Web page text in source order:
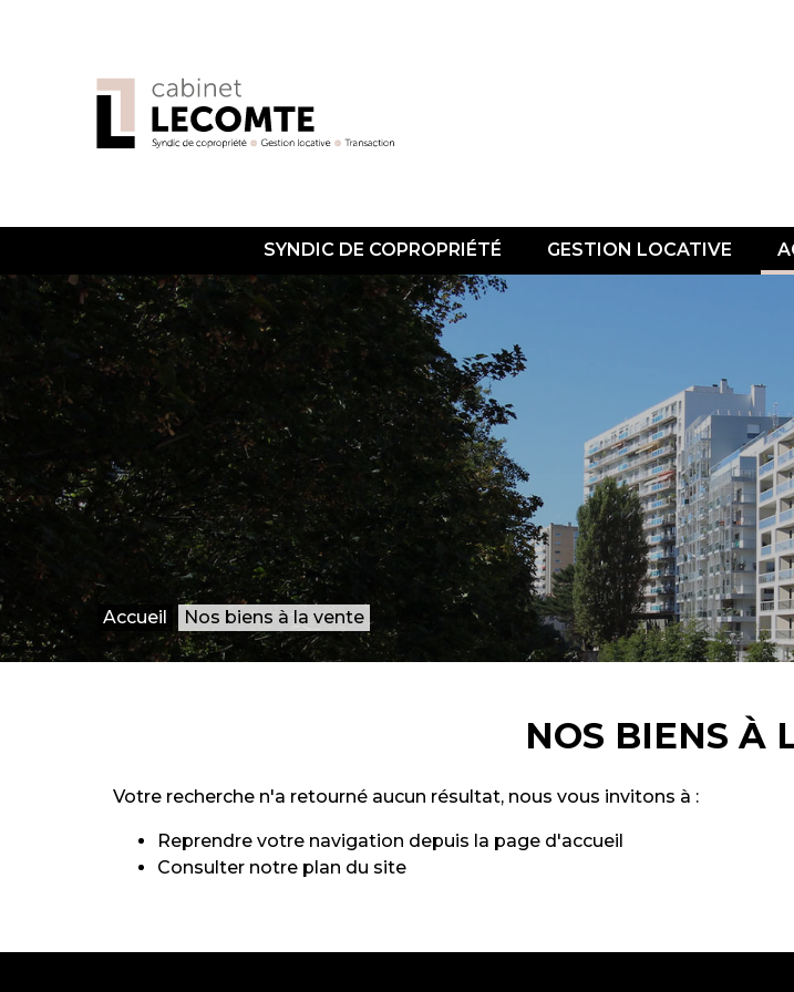
SYNDIC DE COPROPRIÉTÉ GESTION LOCATIVE
Accueil Nos biens à la vente
NOS BIENS À
Votre recherche n'a retourné aucun résultat, nous vous invitons à :
Reprendre votre navigation depuis la page d'accueil
Consulter notre plan du site